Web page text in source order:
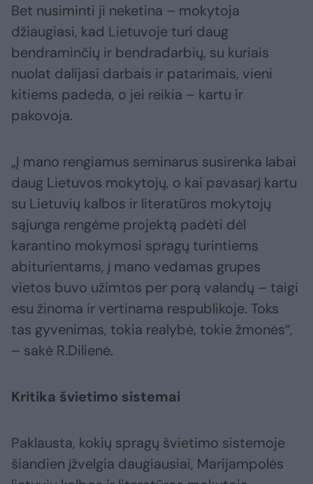
Bet nusiminti ji neketina – mokytoja
džiaugiasi, kad Lietuvoje turi daug
bendraminčių ir bendradarbių, su kuriais
nuolat dalijasi darbais ir patarimais, vieni
kitiems padeda, o jei reikia – kartu ir
pakovoja.
„Į mano rengiamus seminarus susirenka labai
daug Lietuvos mokytojų, o kai pavasarį kartu
su Lietuvių kalbos ir literatūros mokytojų
sąjunga rengėme projektą padėti dėl
karantino mokymosi spragų turintiems
abiturientams, į mano vedamas grupes
vietos buvo užimtos per porą valandų – taigi
esu žinoma ir vertinama respublikoje. Toks
tas gyvenimas, tokia realybė, tokie žmonės“,
– sakė R.Dilienė.
Kritika švietimo sistemai
Paklausta, kokių spragų švietimo sistemoje
šiandien įžvelgia daugiausiai, Marijampolės